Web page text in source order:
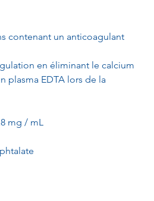
contenant un anticoagulant
en éliminant le calcium
plasma EDTA lors de la
mg / mL